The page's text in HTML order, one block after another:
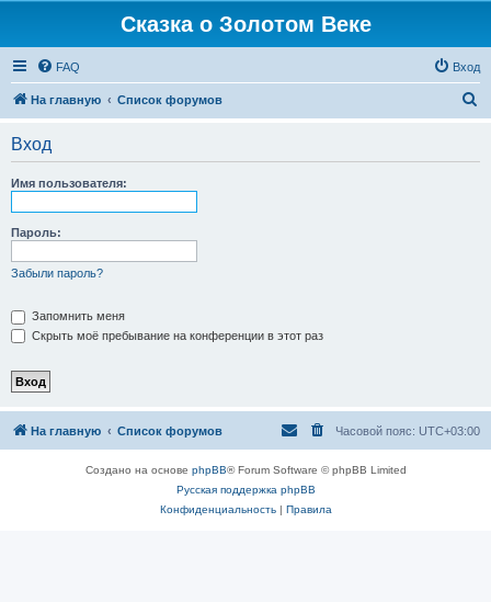
Сказка о Золотом Веке
FAQ Вход
На главную Список форумов
Вход
Имя пользователя:
Пароль:
Забыли пароль?
Запомнить меня
Скрыть моё пребывание на конференции в этот раз
На главную Список форумов Часовой пояс: UTC+03:00
Создано на основе phpBB® Forum Software © phpBB Limited
Русская поддержка phpBB
Конфиденциальность| Правила